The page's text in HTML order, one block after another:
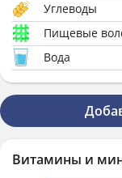
Углеводы
Пищевые
Вода
Витамины и